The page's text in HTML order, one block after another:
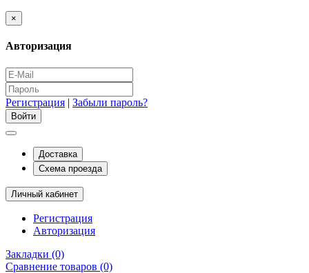
×
Авторизация
Регистрация | Забыли пароль?
Доставка
Схема проезда
Личный кабинет
Регистрация
Авторизация
Закладки (0)
Сравнение товаров (0)